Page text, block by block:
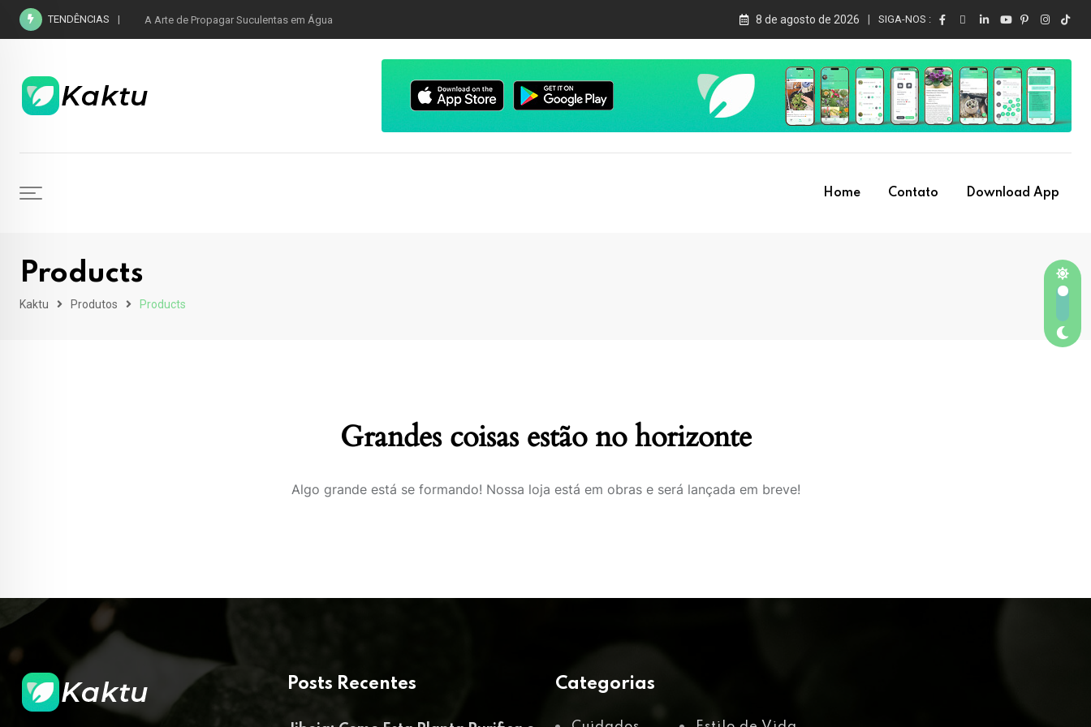
TENDÊNCIAS A Arte de Propagar Suculentas em Água 8 de agosto de 2026 SIGA-NOS :
Home Contato Download App
Products
Kaktu Produtos Products
Grandes coisas estão no horizonte
Algo grande está se formando! Nossa loja está em obras e será lançada em breve!
Posts Recentes Categorias